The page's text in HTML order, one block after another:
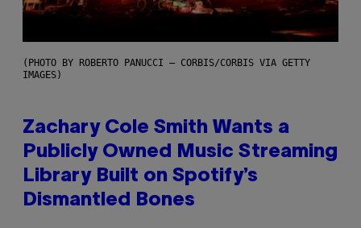
(PHOTO BY ROBERTO PANUCCI – CORBIS/CORBIS VIA GETTY
IMAGES)
Zachary Cole Smith Wants a
Publicly Owned Music Streaming
Library Built on Spotify’s
Dismantled Bones